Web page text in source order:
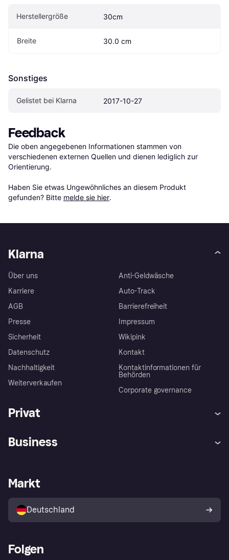
Herstellergröße 30cm
Breite 30.0 cm
Sonstiges
Gelistet bei Klarna 2017-10-27
Feedback
Die oben angegebenen Informationen stammen von
verschiedenen externen Quellen und dienen lediglich zur
Orientierung.
Haben Sie etwas Ungewöhnliches an diesem Produkt
gefunden? Bitte melde sie hier.
Klarna
Über uns
Karriere
AGB
Presse
Sicherheit
Datenschutz
Nachhaltigkeit
Weiterverkaufen
Anti-Geldwäsche
Auto-Track
Barrierefreiheit
Impressum
Wikipink
Kontakt
Kontaktinformationen für
Behörden
Corporate governance
Privat
Klarna App
Shops entdecken
Käuferschutzrichtlinie
Dein Widerrufsrecht
Business
Händlerportal
Markt
Deutschland
Folgen